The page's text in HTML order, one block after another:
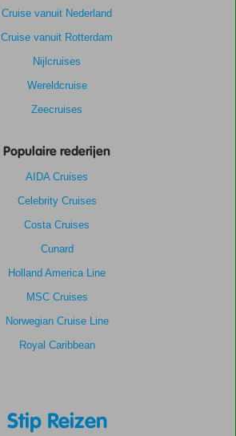
Cruise vanuit Nederland
Cruise vanuit Rotterdam
Nijlcruises
Wereldcruise
Zeecruises
Populaire rederijen
AIDA Cruises
Celebrity Cruises
Costa Cruises
Cunard
Holland America Line
MSC Cruises
Norwegian Cruise Line
Royal Caribbean
Stip Reizen